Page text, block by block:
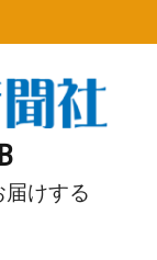
けする